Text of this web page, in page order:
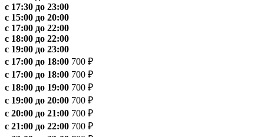
с 17:30 до 23:00
с 15:00 до 20:00
с 17:00 до 22:00
с 18:00 до 22:00
с 19:00 до 23:00
с 17:00 до 18:00 700 ₽
с 17:00 до 18:00 700 ₽
с 18:00 до 19:00 700 ₽
с 19:00 до 20:00 700 ₽
с 20:00 до 21:00 700 ₽
с 21:00 до 22:00 700 ₽